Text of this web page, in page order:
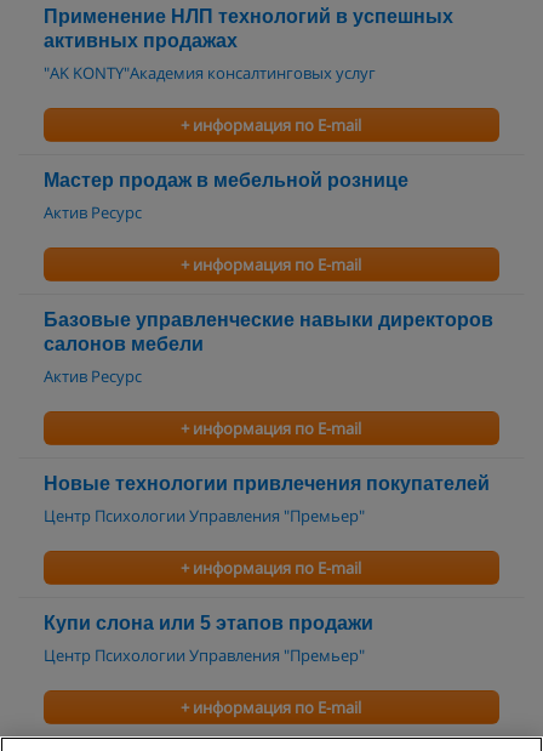
Применение НЛП технологий в успешных
активных продажах
"AK KONTY"Академия консалтинговых услуг
+ информация по E-mail
Мастер продаж в мебельной рознице
Актив Ресурс
+ информация по E-mail
Базовые управленческие навыки директоров
салонов мебели
Актив Ресурс
+ информация по E-mail
Новые технологии привлечения покупателей
Центр Психологии Управления "Премьер"
+ информация по E-mail
Купи слона или 5 этапов продажи
Центр Психологии Управления "Премьер"
+ информация по E-mail